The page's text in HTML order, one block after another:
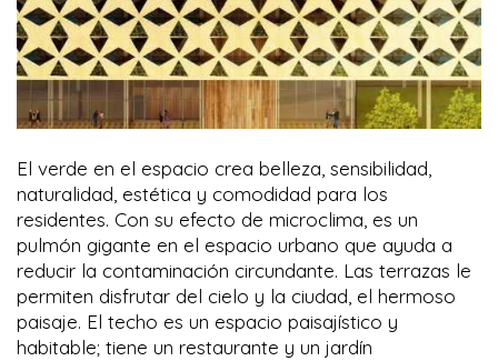
El verde en el espacio crea belleza, sensibilidad,
naturalidad, estética y comodidad para los
residentes. Con su efecto de microclima, es un
pulmón gigante en el espacio urbano que ayuda a
reducir la contaminación circundante. Las terrazas le
permiten disfrutar del cielo y la ciudad, el hermoso
paisaje. El techo es un espacio paisajístico y
habitable; tiene un restaurante y un jardín